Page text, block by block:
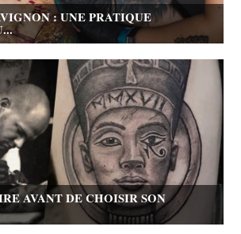
: UNE PRATIQUE
AVANT DE CHOISIR SON